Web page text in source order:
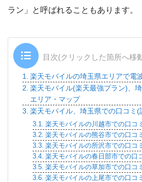
ラン」と呼ばれることもあります。
目次(クリックした箇所へ移
楽天モバイルの埼玉県エリアで電
楽天モバイル(楽天最強プラン)、
エリア・マップ
楽天モバイル、埼玉県での口コミ(
楽天モバイルの川越市での口コ
楽天モバイルの熊谷市での口コ
楽天モバイルの所沢市での口コ
楽天モバイルの春日部市での口
楽天モバイルの草加市での口コ
楽天モバイルの上尾市での口コ